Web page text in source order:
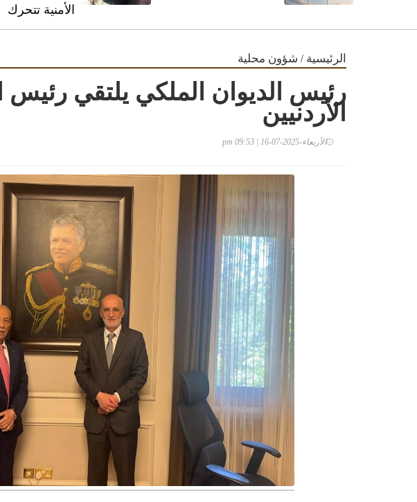
الأمنية تتحرك
الرئيسية / شؤون محلية
رئيس الديوان الملكي يلتقي رئيس
الأردنيين
الأربعاء-2025-07-16 | 09:53 pm